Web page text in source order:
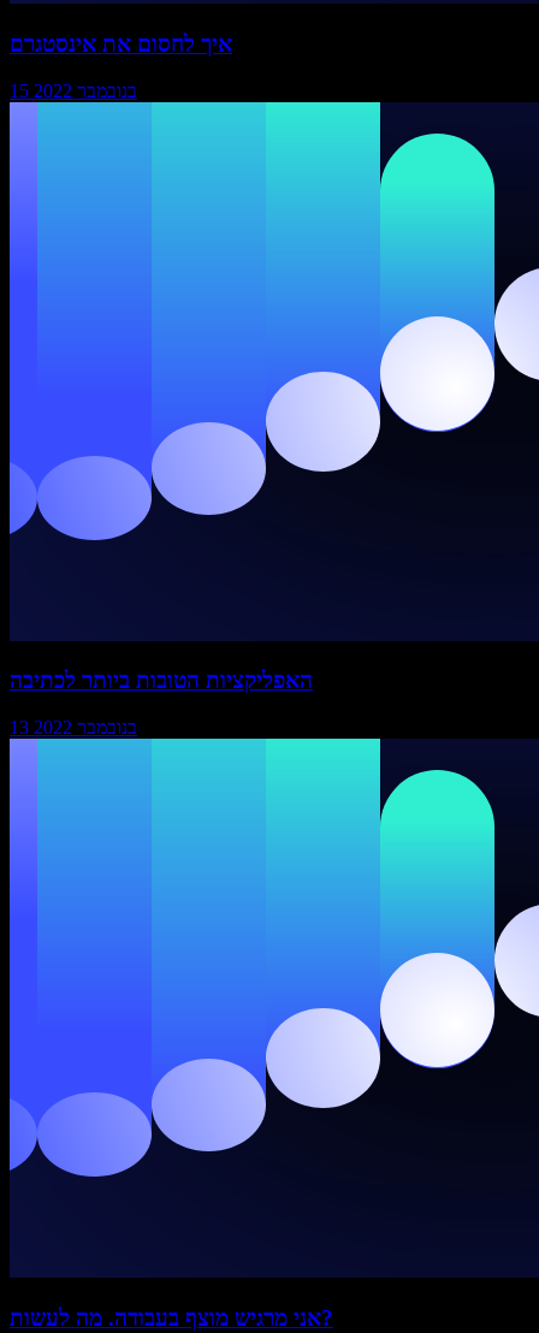
איך לחסום את אינסטגרם
15 בנובמבר 2022
האפליקציות הטובות ביותר לכתיבה
13 בנובמבר 2022
אני מרגיש מוצף בעבודה. מה לעשות?